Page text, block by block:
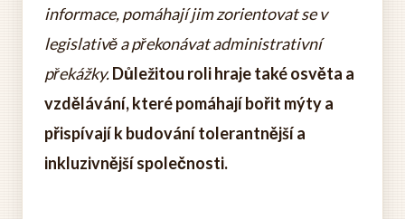
informace, pomáhají jim zorientovat se v
legislativě a překonávat administrativní
překážky.Důležitou roli hraje také osvěta a
vzdělávání, které pomáhají bořit mýty a
přispívají k budování tolerantnější a
inkluzivnější společnosti.